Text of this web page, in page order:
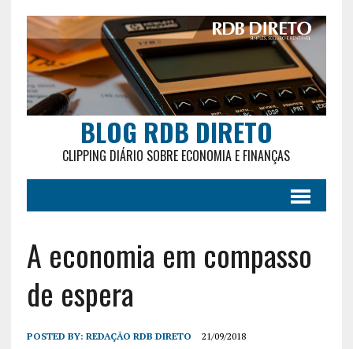
BLOG RDB DIRETO
CLIPPING DIÁRIO SOBRE ECONOMIA E FINANÇAS
A economia em compasso
de espera
POSTED BY: REDAÇÃO RDB DIRETO 21/09/2018